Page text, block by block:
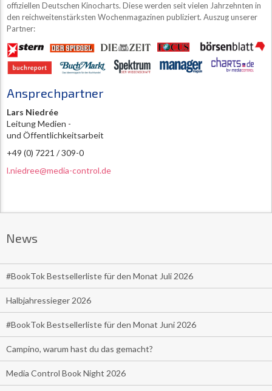
offiziellen Deutschen Kinocharts. Diese werden seit vielen Jahrzehnten in
den reichweitenstärksten Wochenmagazinen publiziert. Auszug unserer
Partner:
Ansprechpartner
Lars Niedrée
Leitung Medien -
und Öffentlichkeitsarbeit
+49 (0) 7221 / 309-0
l.niedree@media-control.de
News
#BookTok Bestsellerliste für den Monat Juli 2026
Halbjahressieger 2026
#BookTok Bestsellerliste für den Monat Juni 2026
Campino, warum hast du das gemacht?
Media Control Book Night 2026